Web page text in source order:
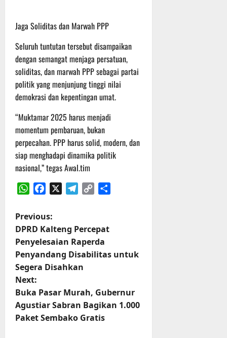
Jaga Soliditas dan Marwah PPP
Seluruh tuntutan tersebut disampaikan
dengan semangat menjaga persatuan,
soliditas, dan marwah PPP sebagai partai
politik yang menjunjung tinggi nilai
demokrasi dan kepentingan umat.
“Muktamar 2025 harus menjadi
momentum pembaruan, bukan
perpecahan. PPP harus solid, modern, dan
siap menghadapi dinamika politik
nasional,” tegas Awal.tim
WhatsAppFacebook Telegram
Copy
P
o
s
t
n
a
Previous:
DPRD Kalteng Percepat
Penyelesaian Raperda
Penyandang Disabilitas untuk
Segera Disahkan
Next:
Buka Pasar Murah, Gubernur
Agustiar Sabran Bagikan 1.000
Paket Sembako Gratis